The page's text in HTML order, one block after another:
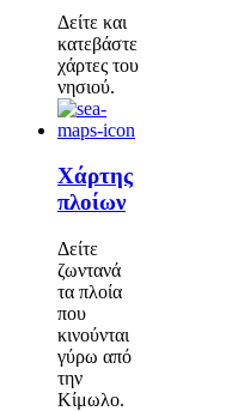
Δείτε και
κατεβάστε
χάρτες του
νησιού.
Χάρτης
πλοίων
Δείτε
ζωντανά
τα πλοία
που
κινούνται
γύρω από
την
Κίμωλο.